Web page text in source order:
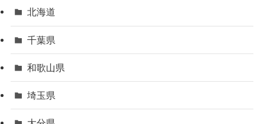
北海道
千葉県
和歌山県
埼玉県